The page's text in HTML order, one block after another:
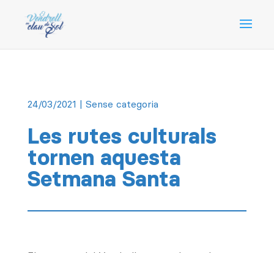
24/03/2021 | Sense categoria
Les rutes culturals
tornen aquesta
Setmana Santa